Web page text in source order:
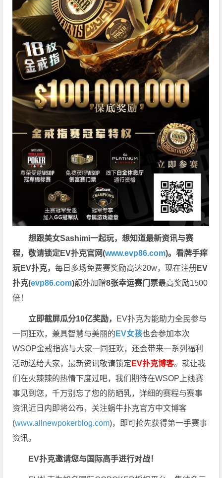
想跟美女Sashimi一起玩，想知道最新资讯与赛
程，敬请锁定EV扑克官网(www.evp86.com)。看牌手痒
玩EV扑克，每日多场免费赛奖励高达20w，现在注册EV
扑克(evp86.com)额外加赠8张幸运赛门票最高奖励1500
倍！
立即截屏瓜分10亿奖励， EV扑克为能助力全民参与
一同狂欢，兼具智慧与美丽的 EV女孩也会参加本次
WSOP金戒指赛与大家一同狂欢，还会带来一系列福利
活动送给大家，最新资讯敬请锁定 EV扑克博客。就让我
们在火辣辣的热情下度过吧，我们期待在WSOP上线赛
事见到您，千万别忘了您的防晒乳，详细的赛程与赛事
资讯近日内即将公布，关注蜗牛扑克官方中文博客
(www.allnewpokerblog.com)，即可抢先获得第一手赛事
资讯。
EV扑克邀请您与国际高手进行对战！